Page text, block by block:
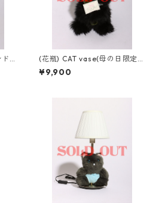
v
(花瓶) CAT vase(母の日限定v
er)
¥9,900